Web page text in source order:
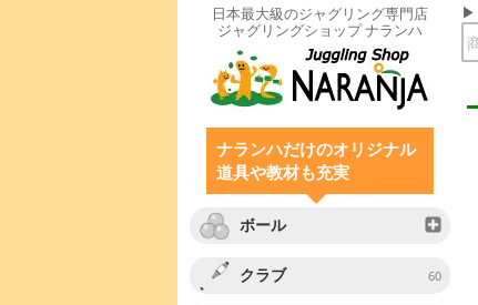
日本最大級のジャグリング専門店
ジャグリングショップ ナランハ
ナランハだけのオリジナル
道具や教材も充実
ボール
クラブ 60